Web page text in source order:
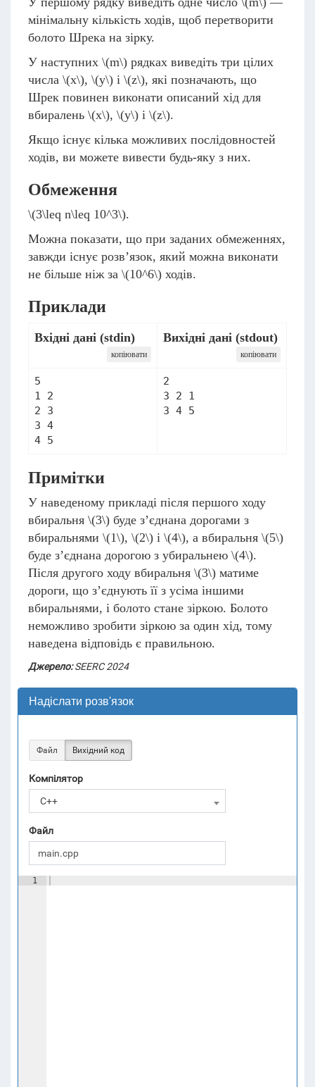
мінімальну кількість ходів, щоб перетворити
болото Шрека на зірку.
У наступних \(m\) рядках виведіть три цілих
числа \(x\), \(y\) і \(z\), які позначають, що
Шрек повинен виконати описаний хід для
вбиралень \(x\), \(y\) і \(z\).
Якщо існує кілька можливих послідовностей
ходів, ви можете вивести будь-яку з них.
Обмеження
\(3\leq n\leq 10^3\).
Можна показати, що при заданих обмеженнях,
завжди існує розв’язок, який можна виконати
не більше ніж за \(10^6\) ходів.
Приклади
Вхідні дані (stdin)
копіювати
Вихідні дані (stdout)
копіювати
5
1 2
2 3
3 4
4 5
2
3 2 1
3 4 5
Примітки
У наведеному прикладі після першого ходу
вбиральня \(3\) буде з’єднана дорогами з
вбиральнями \(1\), \(2\) і \(4\), а вбиральня \(5\)
буде з’єднана дорогою з убиральнею \(4\).
Після другого ходу вбиральня \(3\) матиме
дороги, що з’єднують її з усіма іншими
вбиральнями, і болото стане зіркою. Болото
неможливо зробити зіркою за один хід, тому
наведена відповідь є правильною.
Джерело:SEERC 2024
Надіслати розв'язок
Файл Вихідний код
Компілятор
C++
Файл
1